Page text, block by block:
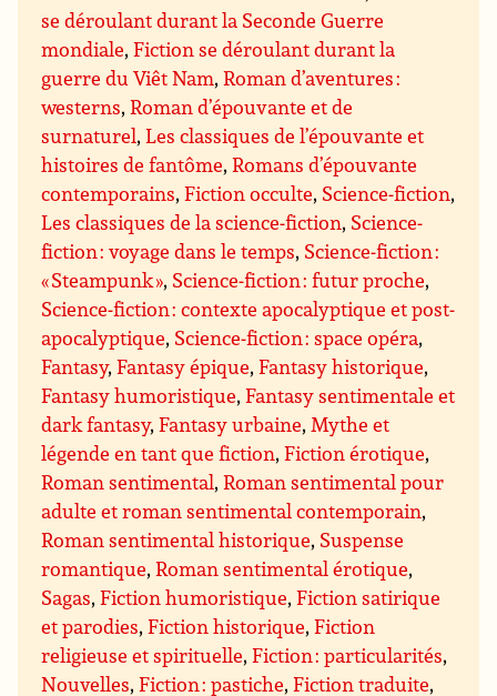
se déroulant durant la Seconde Guerre
mondiale,Fiction se déroulant durant la
guerre du Viêt Nam,Roman d’aventures :
westerns,Roman d’épouvante et de
surnaturel,Les classiques de l’épouvante et
histoires de fantôme,Romans d’épouvante
contemporains,Fiction occulte, Science-fiction,
Les classiques de la science-fiction, Science-
fiction : voyage dans le temps, Science-fiction :
« Steampunk », Science-fiction : futur proche,
Science-fiction : contexte apocalyptique et post-
apocalyptique, Science-fiction : space opéra,
Fantasy,Fantasy épique,Fantasy historique,
Fantasy humoristique,Fantasy sentimentale et
dark fantasy,Fantasy urbaine,Mythe et
légende en tant que fiction,Fiction érotique,
Roman sentimental,Roman sentimental pour
adulte et roman sentimental contemporain,
Roman sentimental historique, Suspense
romantique,Roman sentimental érotique,
Sagas,Fiction humoristique,Fiction satirique
et parodies,Fiction historique,Fiction
religieuse et spirituelle,Fiction : particularités,
Nouvelles,Fiction : pastiche,Fiction traduite,